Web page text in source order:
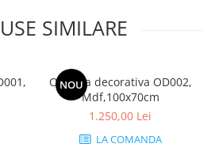
SIMILARE
NOU
Oglinda decorativa OD002,
Mdf,100x70cm
1.250,00 Lei
LA COMANDA